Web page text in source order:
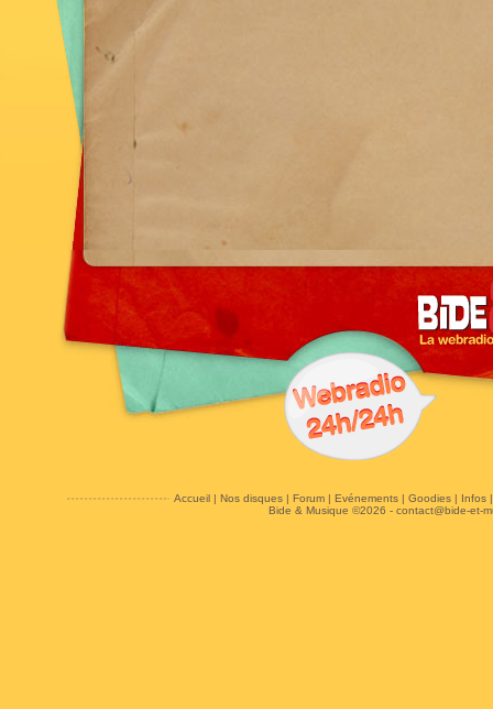
Accueil| Nos disques| Forum| Evénements| Goodies| Infos
Bide & Musique ©2026 - contact@bide-et-